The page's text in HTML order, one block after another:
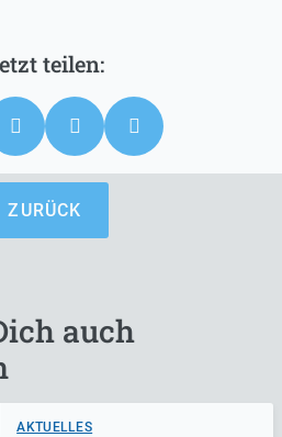
ZURÜCK
auch
AKTUELLES